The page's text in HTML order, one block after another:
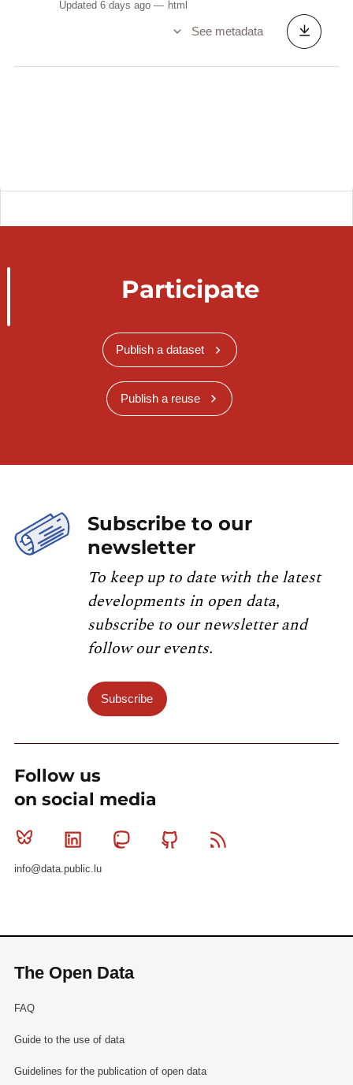
Updated 6 days ago html
See metadata
Participate
Publish a dataset
Publish a reuse
Subscribe to our
newsletter
To keep up to date with the latest
developments in open data,
subscribe to our newsletter and
follow our events.
Subscribe
Follow us
on social media
Bluesky Linkedin MastodonGithub
info@data.public.lu
The Open Data
FAQ
Guide to the use of data
Guidelines for the publication of open data